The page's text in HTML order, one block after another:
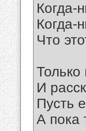
Когда-
Когда-
Что
Только
И
Пусть
А пока